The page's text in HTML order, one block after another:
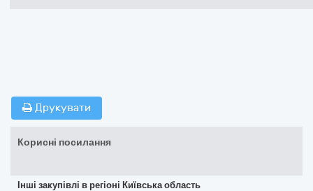
Друкувати
Корисні посилання
Інші закупівлі в регіоні Київська область